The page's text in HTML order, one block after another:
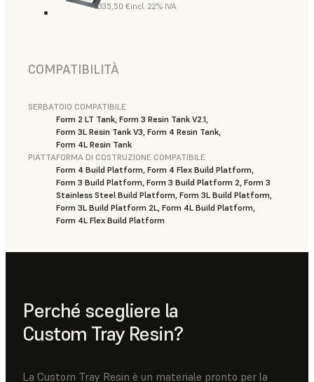
335,50 €incl. 22% IVA
COMPATIBILITÀ
SERBATOIO COMPATIBILE
Form 2 LT Tank, Form 3 Resin Tank V2.1,
Form 3L Resin Tank V3, Form 4 Resin Tank,
Form 4L Resin Tank
PIATTAFORMA DI COSTRUZIONE COMPATIBILE
Form 4 Build Platform, Form 4 Flex Build Platform,
Form 3 Build Platform, Form 3 Build Platform 2, Form 3
Stainless Steel Build Platform, Form 3L Build Platform,
Form 3L Build Platform 2L, Form 4L Build Platform,
Form 4L Flex Build Platform
Perché scegliere la
Custom Tray Resin?
La Custom Tray Resin è un materiale pronto per la